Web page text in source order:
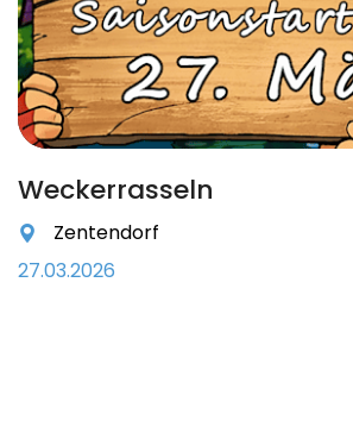
Weckerrasseln
Zentendorf
27.03.2026